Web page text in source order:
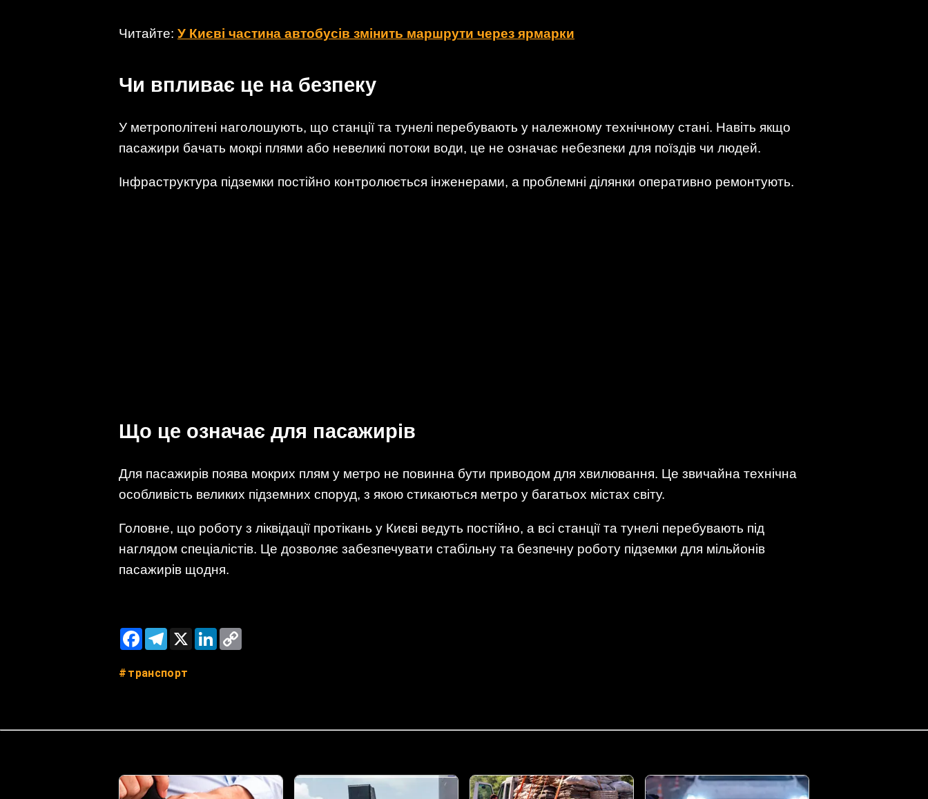
Читайте: У Києві частина автобусів змінить маршрути через ярмарки
Чи впливає це на безпеку
У метрополітені наголошують, що станції та тунелі перебувають у належному технічному стані. Навіть якщо
пасажири бачать мокрі плями або невеликі потоки води, це не означає небезпеки для поїздів чи людей.
Інфраструктура підземки постійно контролюється інженерами, а проблемні ділянки оперативно ремонтують.
Що це означає для пасажирів
Для пасажирів поява мокрих плям у метро не повинна бути приводом для хвилювання. Це звичайна технічна
особливість великих підземних споруд, з якою стикаються метро у багатьох містах світу.
Головне, що роботу з ліквідації протікань у Києві ведуть постійно, а всі станції та тунелі перебувають під
наглядом спеціалістів. Це дозволяє забезпечувати стабільну та безпечну роботу підземки для мільйонів
пасажирів щодня.
FacebookTelegram
X LinkedIn
транспорт